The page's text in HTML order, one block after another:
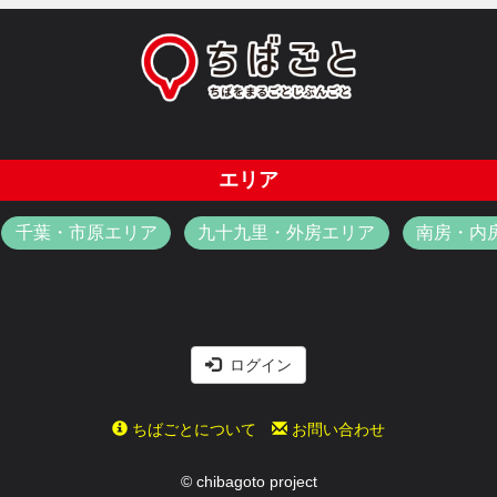
エリア
千葉・市原エリア 九十九里・外房エリア 南房・内
ログイン
ちばごとについて お問い合わせ
© chibagoto project